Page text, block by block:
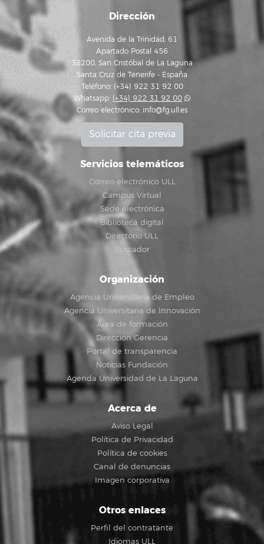
Dirección
Avenida de la Trinidad, 61
Apartado Postal 456
38200, San Cristóbal de La Laguna
Santa Cruz de Tenerife - España
Teléfono: (+34) 922 31 92 00
Whatsapp: (+34) 922 31 92 00
Correo electrónico: info@fg.ull.es
Solicitar cita previa
Servicios telemáticos
Correo electrónico ULL
Campus Virtual
Sede electrónica
Biblioteca digital
Directorio ULL
Buscador
Organización
Agencia Universitaria de Empleo
Agencia Universitaria de Innovación
Área de formación
Dirección Gerencia
Portal de transparencia
Noticias Fundación
Agenda Universidad de La Laguna
Acerca de
Aviso Legal
Política de Privacidad
Política de cookies
Canal de denuncias
Imagen corporativa
Otros enlaces
Perfil del contratante
Idiomas ULL